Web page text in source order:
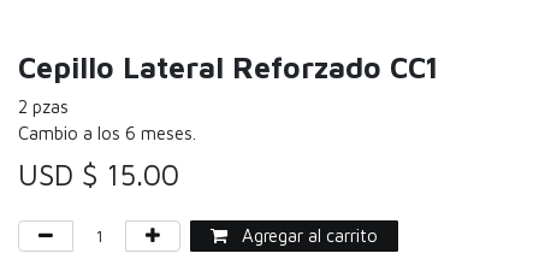
Cepillo Lateral Reforzado CC1
2 pzas
Cambio a los 6 meses.
USD $ 15.00
Agregar al carrito